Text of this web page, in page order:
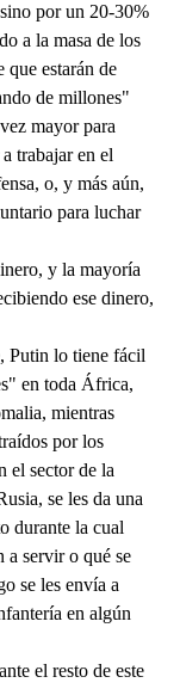
por un 20-30%
a la masa de los
que estarán de
de millones"
mayor para
trabajar en el
o, y más aún,
para luchar
y la mayoría
ese dinero,
Putin lo tiene fácil
en toda África,
mientras
por los
el sector de la
se les da una
durante la cual
a servir o qué se
se les envía a
en algún
el resto de este